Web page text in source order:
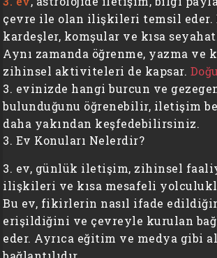
çevre ile olan ilişkileri temsil eder.
kardeşler, komşular ve kısa
Aynı zamanda öğrenme, yazma ve
zihinsel aktiviteleri de kapsar.
3. evinizde hangi burcun ve
bulunduğunu öğrenebilir, iletişim
daha yakından keşfedebilirsiniz.
3. Ev Konuları Nelerdir?
3. ev, günlük iletişim, zihinsel
ilişkileri ve kısa mesafeli
Bu ev, fikirlerin nasıl ifade
erişildiğini ve çevreyle kurulan
eder. Ayrıca eğitim ve medya gibi